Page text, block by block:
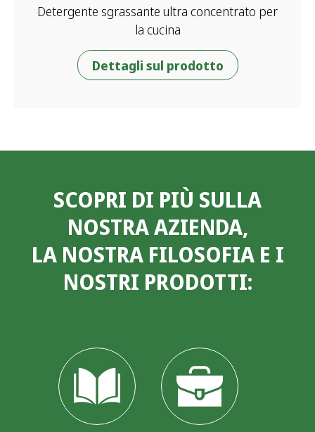
Detergente sgrassante ultra concentrato per
la cucina
Dettagli sul prodotto
SCOPRI DI PIÙ SULLA
NOSTRA AZIENDA,
LA NOSTRA FILOSOFIA E I
NOSTRI PRODOTTI: